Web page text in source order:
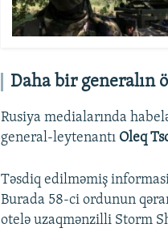
Daha bir generalın
Rusiya medialarında
general-leytenantı Oleq
Təsdiq edilməmiş
Burada 58-ci ordunun
otelə uzaqmənzilli Storm